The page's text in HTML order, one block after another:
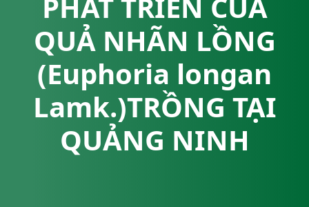
QUẢ NHÃN LỒNG
(Euphoria longan
Lamk.)TRỒNG TẠI
QUẢNG NINH